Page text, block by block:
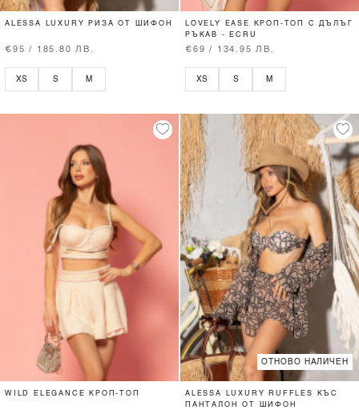
ALESSA LUXURY РИЗА ОТ ШИФОН
€95 / 185.80 ЛВ.
XS S M
LOVELY EASE КРОП-ТОП С ДЪЛЪГ
РЪКАВ - ECRU
€69 / 134.95 ЛВ.
XS S M
WILD ELEGANCE КРОП-ТОП
ОТНОВО НАЛИЧЕН
ALESSA LUXURY RUFFLES КЪС
ПАНТАЛОН ОТ ШИФОН